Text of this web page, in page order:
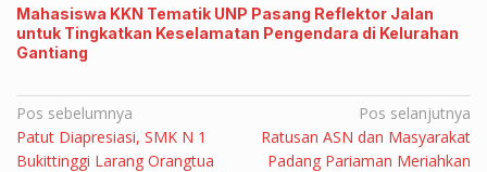
Mahasiswa KKN Tematik UNP Pasang Reflektor Jalan
untuk Tingkatkan Keselamatan Pengendara di Kelurahan
Gantiang
Navigasi
pos
Pos sebelumnya
Patut Diapresiasi, SMK N 1
Bukittinggi Larang Orangtua
Pos selanjutnya
Ratusan ASN dan Masyarakat
Padang Pariaman Meriahkan